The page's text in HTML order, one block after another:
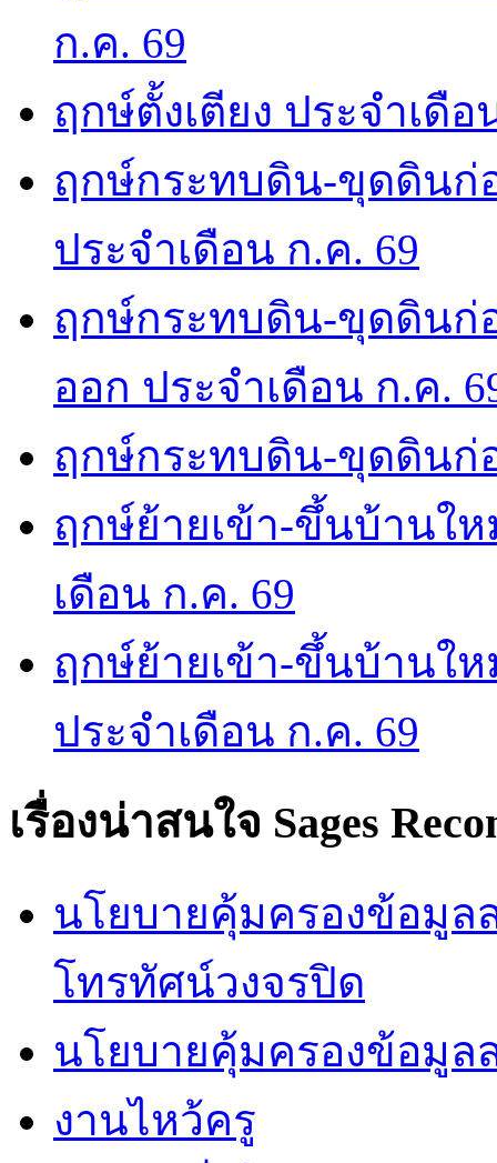
ก.ค. 69
ฤกษ์ตั้งเตียง ประจำเดือ
ฤกษ์กระทบดิน-ขุดดินก่
ประจำเดือน ก.ค. 69
ฤกษ์กระทบดิน-ขุดดินก่
ออก ประจำเดือน ก.ค.
ฤกษ์กระทบดิน-ขุดดินก่
ฤกษ์ย้ายเข้า-ขึ้นบ้านใ
เดือน ก.ค. 69
ฤกษ์ย้ายเข้า-ขึ้นบ้านใ
ประจำเดือน ก.ค. 69
เรื่องน่าสนใจ Sages
นโยบายคุ้มครองข้อมูล
โทรทัศน์วงจรปิด
นโยบายคุ้มครองข้อมูล
งานไหว้ครู